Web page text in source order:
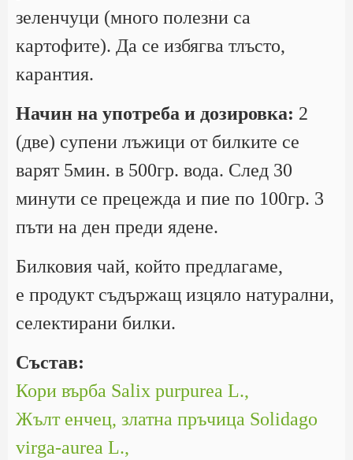
зеленчуци (много полезни са
картофите). Да се избягва тлъсто,
карантия.
Начин на употреба и дозировка: 2
(две) супени лъжици от билките се
варят 5мин. в 500гр. вода. След 30
минути се прецежда и пие по 100гр. 3
пъти на ден преди ядене.
Билковия чай, който предлагаме,
е продукт съдържащ изцяло натурални,
селектирани билки.
Състав:
Кори върба Salix purpurea L.,
Жълт енчец, златна пръчица Solidago
virga-aurea L.,